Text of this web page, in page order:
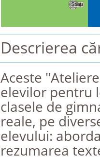
Descrierea
Aceste
elevilor pentru
clasele de
reale, pe
elevului:
rezumarea